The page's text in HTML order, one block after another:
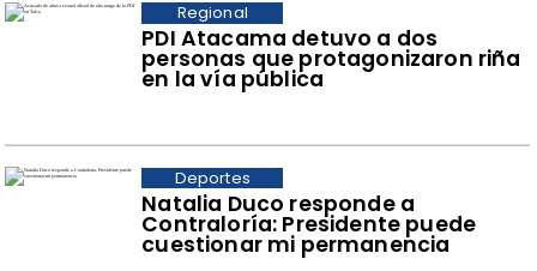
PDI Atacama detuvo a dos
personas que protagonizaron riña
en la vía pública
Regional
Natalia Duco responde a
Contraloría: Presidente puede
cuestionar mi permanencia
Deportes